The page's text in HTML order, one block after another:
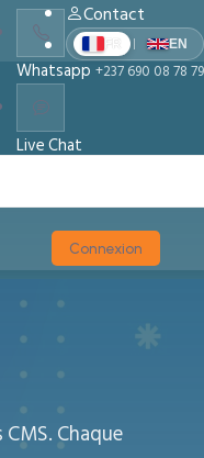
Contact
| EN
Whatsapp +237 690 08 78 79
Live Chat
Connexion
Chaque